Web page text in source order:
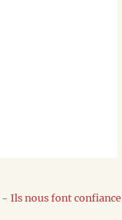
- Ils nous font confiance